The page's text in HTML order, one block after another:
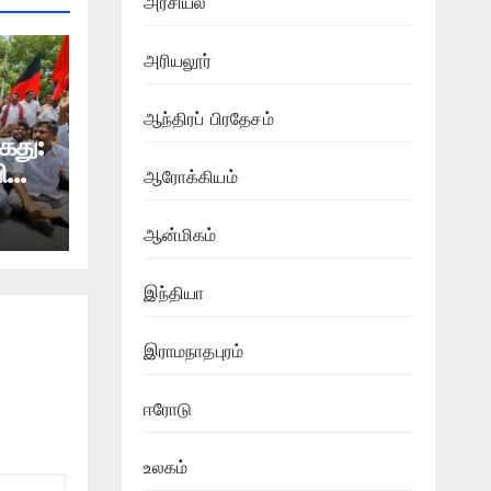
அரியலூர்
ஆந்திரப் பிரதேசம்
ஆரோக்கியம்
ஆன்மிகம்
இந்தியா
இராமநாதபுரம்
ஈரோடு
உலகம்